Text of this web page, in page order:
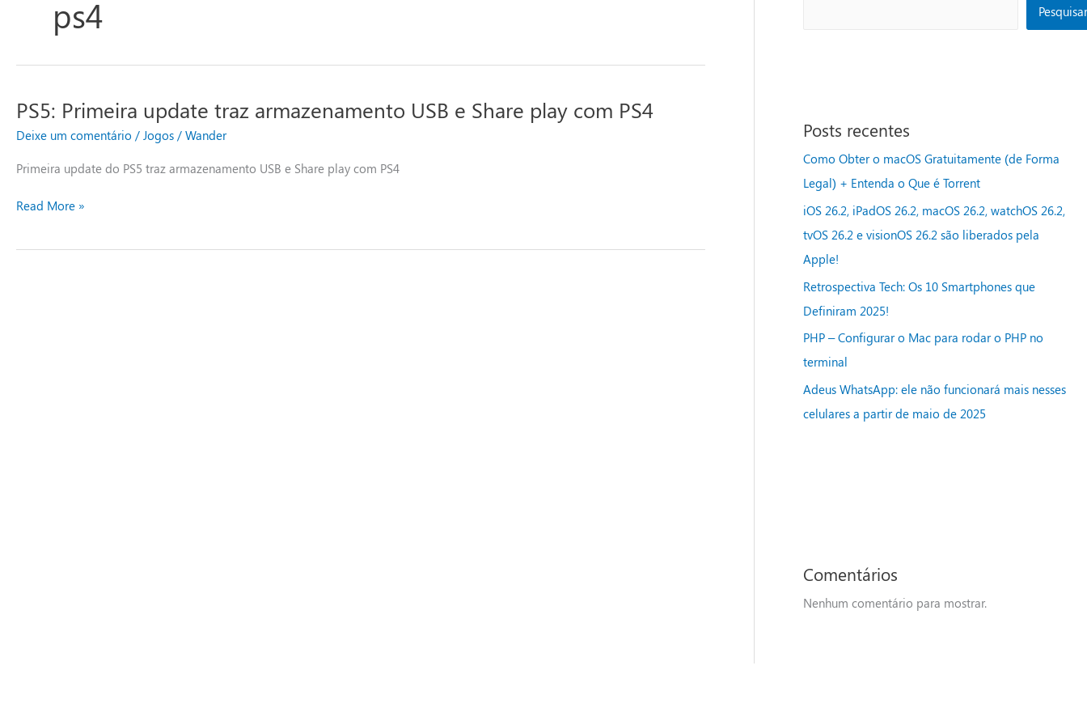
ps4
PS5: Primeira update traz armazenamento USB e Share play com PS4
Deixe um comentário / Jogos / Wander
Primeira update do PS5 traz armazenamento USB e Share play com PS4
PS5:
update
traz
USB
Read More »
Pesquisar
Posts recentes
Como Obter o macOS Gratuitamente (de Forma
Legal) + Entenda o Que é Torrent
iOS 26.2, iPadOS 26.2, macOS 26.2, watchOS 26.2,
tvOS 26.2 e visionOS 26.2 são liberados pela
Apple!
Retrospectiva Tech: Os 10 Smartphones que
Definiram 2025!
PHP – Configurar o Mac para rodar o PHP no
terminal
Adeus WhatsApp: ele não funcionará mais nesses
celulares a partir de maio de 2025
Comentários
Nenhum comentário para mostrar.